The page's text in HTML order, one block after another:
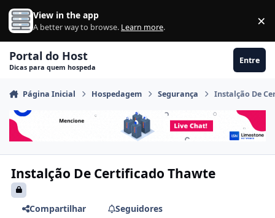
Ir para conteúdo
View in the app
A better way to browse. Learn more. ×
Portal do Host
Dicas para quem hospeda
Entre
Página Inicial Hospedagem Segurança Instalção De
Instalção De Certificado Thawte
Compartilhar
Seguidores